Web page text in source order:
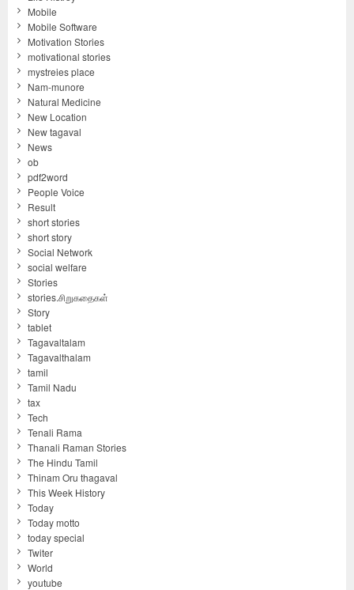
Mobile
Mobile Software
Motivation Stories
motivational stories
mystreies place
Nam-munore
Natural Medicine
New Location
New tagaval
News
ob
pdf2word
People Voice
Result
short stories
short story
Social Network
social welfare
Stories
stories.சிறுகதைகள்
Story
tablet
Tagavaltalam
Tagavalthalam
tamil
Tamil Nadu
tax
Tech
Tenali Rama
Thanali Raman Stories
The Hindu Tamil
Thinam Oru thagaval
This Week History
Today
Today motto
today special
Twiter
World
youtube